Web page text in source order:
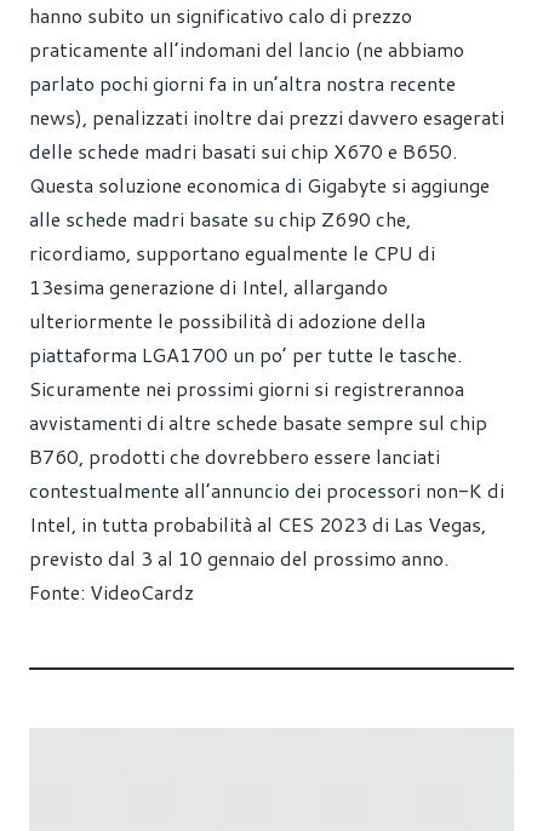
hanno subito un significativo calo di prezzo
praticamente all’indomani del lancio (ne abbiamo
parlato pochi giorni fa in un’altra nostra recente
news), penalizzati inoltre dai prezzi davvero esagerati
delle schede madri basati sui chip X670 e B650.
Questa soluzione economica di Gigabyte si aggiunge
alle schede madri basate su chip Z690 che,
ricordiamo, supportano egualmente le CPU di
13esima generazione di Intel, allargando
ulteriormente le possibilità di adozione della
piattaforma LGA1700 un po’ per tutte le tasche.
Sicuramente nei prossimi giorni si registrerannoa
avvistamenti di altre schede basate sempre sul chip
B760, prodotti che dovrebbero essere lanciati
contestualmente all’annuncio dei processori non-K di
Intel, in tutta probabilità al CES 2023 di Las Vegas,
previsto dal 3 al 10 gennaio del prossimo anno.
Fonte: VideoCardz